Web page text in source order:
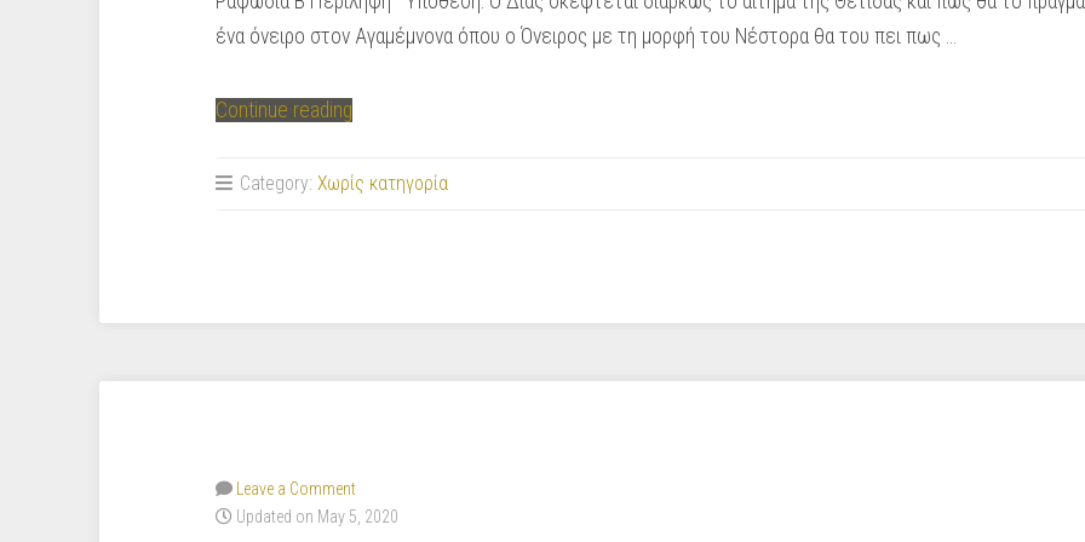
ένα όνειρο στον Αγαμέμνονα όπου ο Όνειρος με τη μορφή του Νέστορα θα του πει πως …
Continue reading
Β”
Category: Χωρίς κατηγορία
Leave a Comment
Updated on May 5, 2020